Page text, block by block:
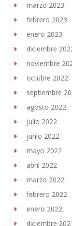
marzo 2023
febrero 2023
enero 2023
diciembre
noviembre
octubre 2022
septiembre
agosto 2022
julio 2022
junio 2022
mayo 2022
abril 2022
marzo 2022
febrero 2022
enero 2022
diciembre